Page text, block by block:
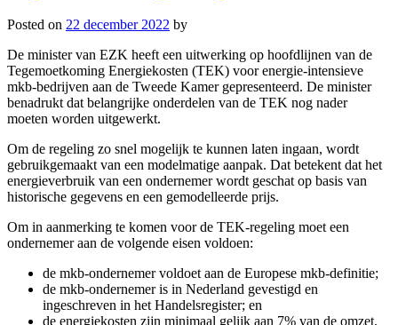
Posted on 22 december 2022 by
De minister van EZK heeft een uitwerking op hoofdlijnen van de
Tegemoetkoming Energiekosten (TEK) voor energie-intensieve
mkb-bedrijven aan de Tweede Kamer gepresenteerd. De minister
benadrukt dat belangrijke onderdelen van de TEK nog nader
moeten worden uitgewerkt.
Om de regeling zo snel mogelijk te kunnen laten ingaan, wordt
gebruikgemaakt van een modelmatige aanpak. Dat betekent dat het
energieverbruik van een ondernemer wordt geschat op basis van
historische gegevens en een gemodelleerde prijs.
Om in aanmerking te komen voor de TEK-regeling moet een
ondernemer aan de volgende eisen voldoen:
de mkb-ondernemer voldoet aan de Europese mkb-definitie;
de mkb-ondernemer is in Nederland gevestigd en
ingeschreven in het Handelsregister; en
de energiekosten zijn minimaal gelijk aan 7% van de omzet.